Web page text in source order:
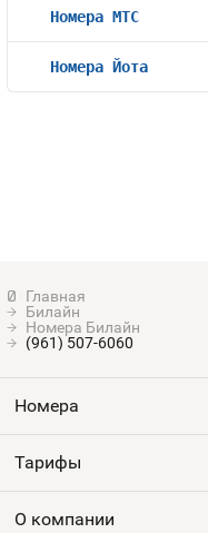
Билайн
Номера Билайн
(961) 507-6060
Номера МТС
Номера Йота
Номера
Все номера
Тарифы
Выгодные тарифы
О компании